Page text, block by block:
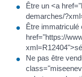
Être un <a
demarches/
Être immatriculé
href="https://
Ne pas être